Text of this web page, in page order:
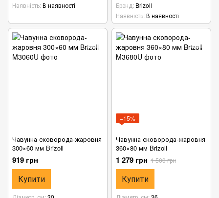
Наявність В наявності
Бренд Brizoll
Наявність В наявності
Чавунна сковорода-жаровня
300×60 мм Brizoll
919 грн
Купити
−15%
Чавунна сковорода-жаровня
360×80 мм Brizoll
1 279 грн 1 500 грн
Купити